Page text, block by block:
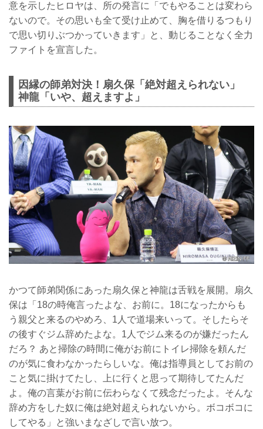
意を示したヒロヤは、所の発言に「でもやることは変わら
ないので。その思いも全て受け止めて、胸を借りるつもり
で思い切りぶつかっていきます」と、動じることなく全力
ファイトを宣言した。
因縁の師弟対決！扇久保「絶対超えられない」
神龍「いや、超えますよ」
かつて師弟関係にあった扇久保と神龍は舌戦を展開。扇久
保は「18の時俺言ったよな、お前に。18になったからも
う親父と来るのやめろ、1人で道場来いって。そしたらそ
の後すぐジム辞めたよな。1人でジム来るのが嫌だったん
だろ？ あと掃除の時間に俺がお前にトイレ掃除を頼んだ
のが気に食わなかったらしいな。俺は指導員としてお前の
こと気に掛けてたし、上に行くと思って期待してたんだ
よ。俺の言葉がお前に伝わらなくて残念だったよ。そんな
辞め方をした奴に俺は絶対超えられないから。ボコボコに
してやる」と強いまなざしで言い放つ。